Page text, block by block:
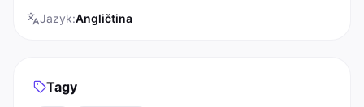
Jazyk:Angličtina
Tagy